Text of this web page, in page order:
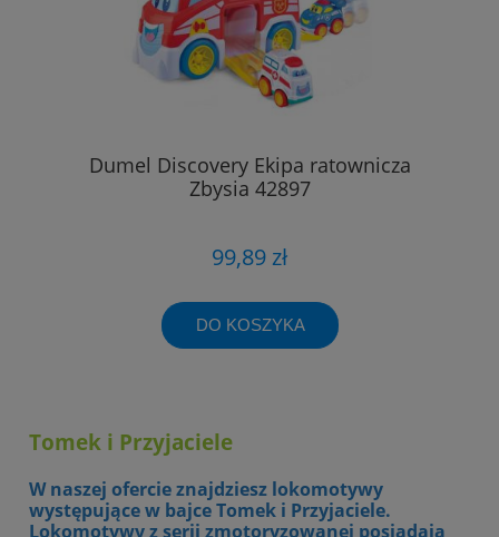
Dumel Discovery Ekipa ratownicza
Zbysia 42897
99,89 zł
DO KOSZYKA
Tomek i Przyjaciele
W naszej ofercie znajdziesz lokomotywy
występujące w bajce Tomek i Przyjaciele.
Lokomotywy z serii zmotoryzowanej posiadają